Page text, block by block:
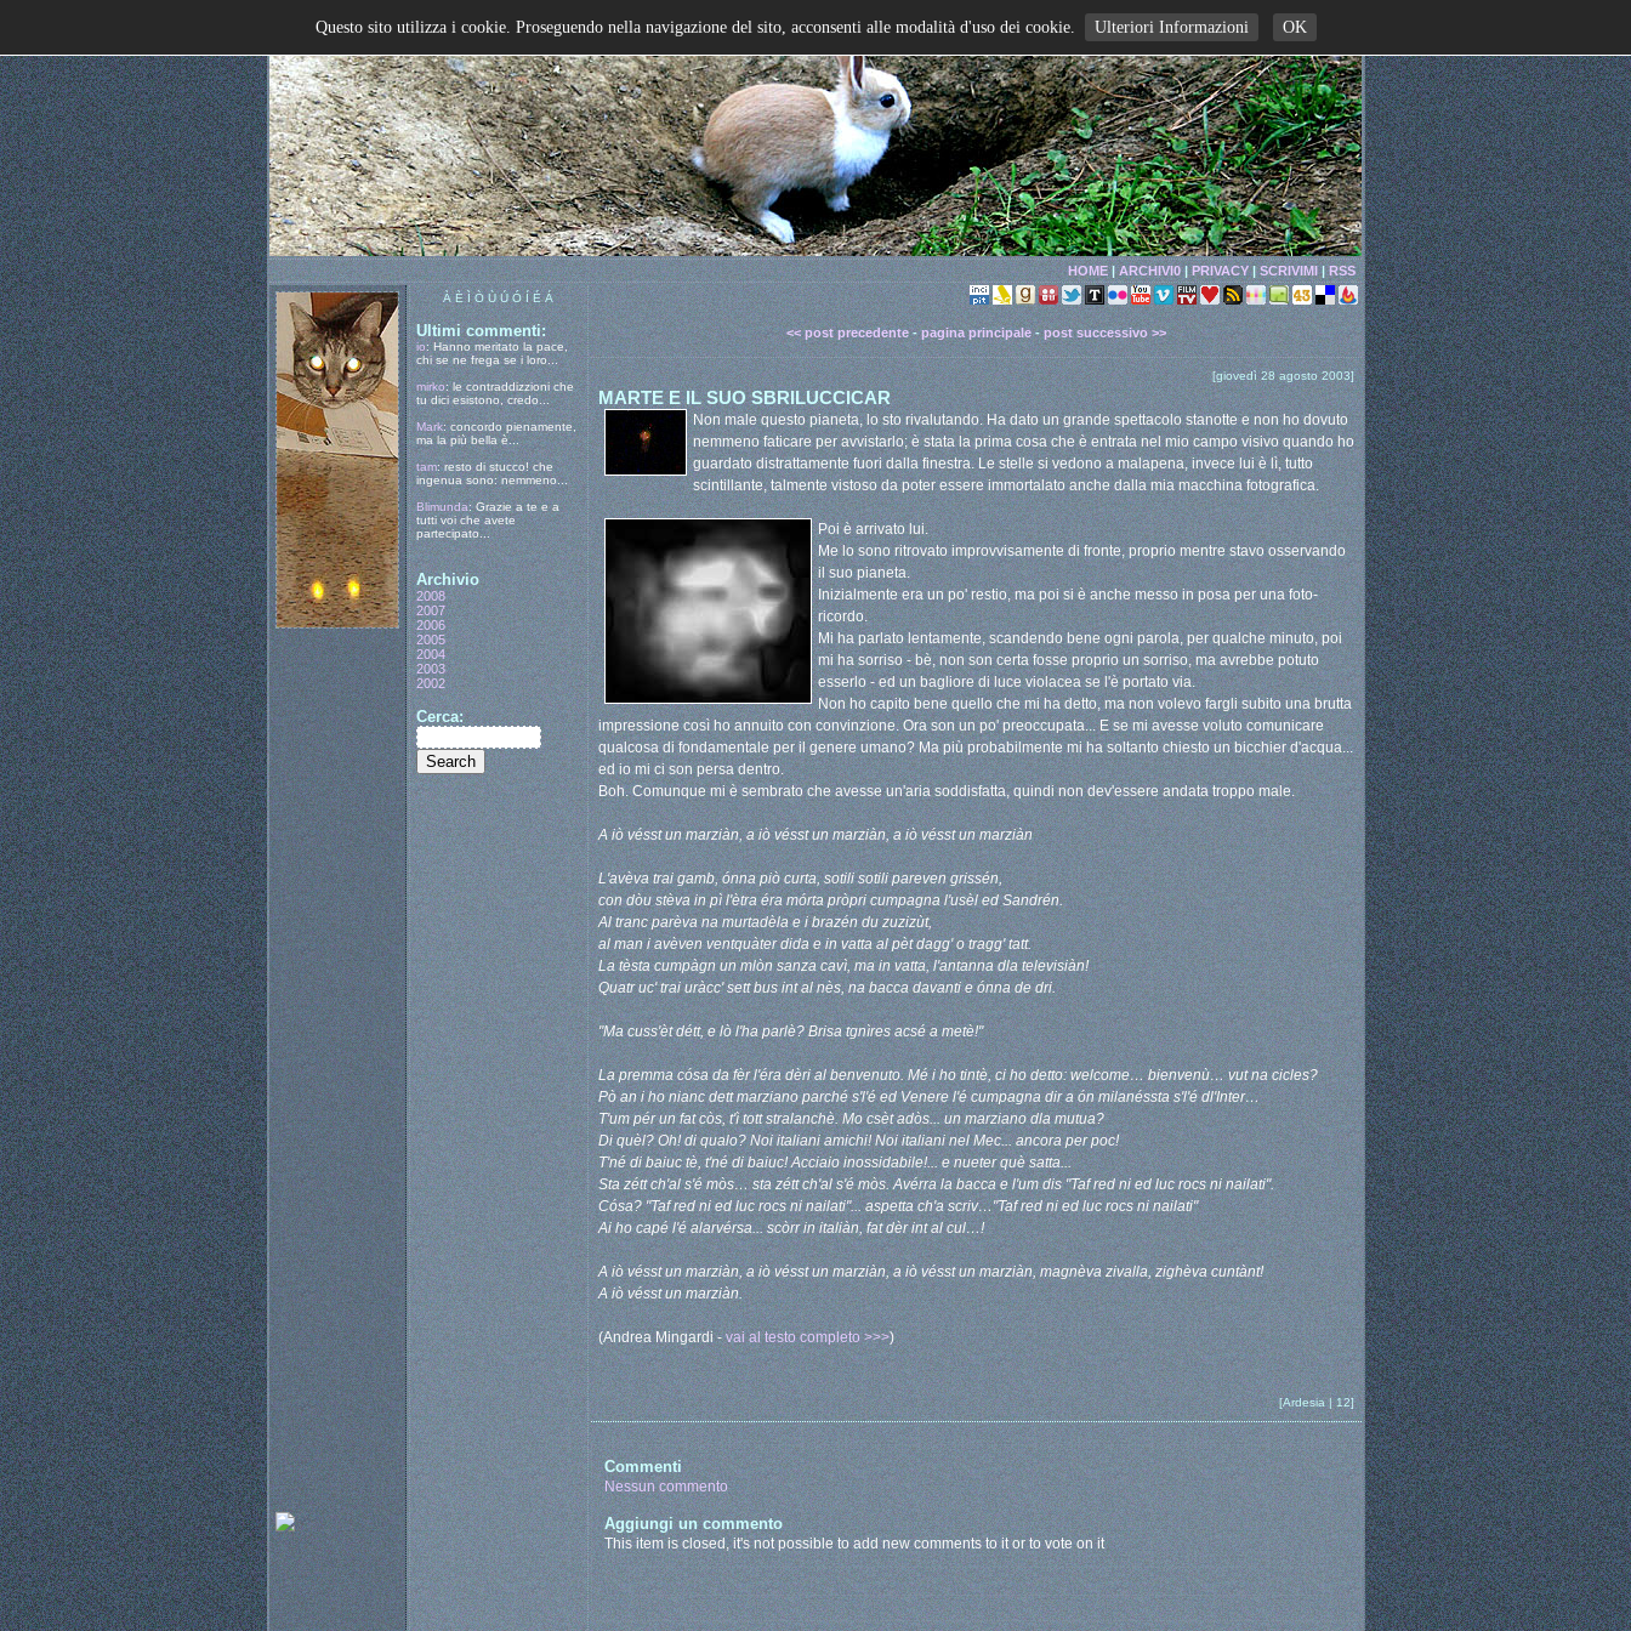
HOME|ARCHIVI0|PRIVACY|SCRIVIMI|RSS
À È Ì Ò Ù Ú Ó Í É Á
Ultimi commenti:
io: Hanno meritato la pace,
chi se ne frega se i loro...
mirko: le contraddizzioni che
tu dici esistono, credo...
Mark: concordo pienamente,
ma la più bella è...
tam: resto di stucco! che
ingenua sono: nemmeno...
Blimunda: Grazie a te e a
tutti voi che avete
partecipato...
Archivio
2008
2007
2006
2005
2004
2003
2002
Cerca:
<< post precedente-pagina principale-post successivo >>
[giovedì 28 agosto 2003]
MARTE E IL SUO SBRILUCCICAR
Non male questo pianeta, lo sto rivalutando. Ha dato un grande spettacolo stanotte e non ho dovuto
nemmeno faticare per avvistarlo; è stata la prima cosa che è entrata nel mio campo visivo quando ho
guardato distrattamente fuori dalla finestra. Le stelle si vedono a malapena, invece lui è lì, tutto
scintillante, talmente vistoso da poter essere immortalato anche dalla mia macchina fotografica.
Poi è arrivato lui.
Me lo sono ritrovato improvvisamente di fronte, proprio mentre stavo osservando
il suo pianeta.
Inizialmente era un po' restio, ma poi si è anche messo in posa per una foto-
ricordo.
Mi ha parlato lentamente, scandendo bene ogni parola, per qualche minuto, poi
mi ha sorriso - bè, non son certa fosse proprio un sorriso, ma avrebbe potuto
esserlo - ed un bagliore di luce violacea se l'è portato via.
Non ho capito bene quello che mi ha detto, ma non volevo fargli subito una brutta
impressione così ho annuito con convinzione. Ora son un po' preoccupata... E se mi avesse voluto comunicare
qualcosa di fondamentale per il genere umano? Ma più probabilmente mi ha soltanto chiesto un bicchier d'acqua...
ed io mi ci son persa dentro.
Boh. Comunque mi è sembrato che avesse un'aria soddisfatta, quindi non dev'essere andata troppo male.
A iò vésst un marziàn, a iò vésst un marziàn, a iò vésst un marziàn
L'avèva trai gamb, ónna piò curta, sotili sotili pareven grissén,
con dòu stèva in pì l'ètra éra mórta pròpri cumpagna l'usèl ed Sandrén.
Al tranc parèva na murtadèla e i brazén du zuzizùt,
al man i avèven ventquàter dida e in vatta al pèt dagg' o tragg' tatt.
La tèsta cumpàgn un mlòn sanza cavì, ma in vatta, l'antanna dla televisiàn!
Quatr uc' trai uràcc' sett bus int al nès, na bacca davanti e ónna de dri.
"Ma cuss'èt détt, e lò l'ha parlè? Brisa tgnìres acsé a metè!"
La premma cósa da fèr l'éra dèri al benvenuto. Mé i ho tintè, ci ho detto: welcome… bienvenù… vut na cicles?
Pò an i ho nianc dett marziano parché s'l'é ed Venere l'é cumpagna dir a ón milanéssta s'l'é dl'Inter…
T'um pér un fat còs, t'ì tott stralanchè. Mo csèt adòs... un marziano dla mutua?
Di quèl? Oh! di qualo? Noi italiani amichi! Noi italiani nel Mec... ancora per poc!
T'né di baiuc tè, t'né di baiuc! Acciaio inossidabile!... e nueter què satta...
Sta zétt ch'al s'é mòs… sta zétt ch'al s'é mòs. Avérra la bacca e l'um dis "Taf red ni ed luc rocs ni nailati".
Cósa? "Taf red ni ed luc rocs ni nailati"... aspetta ch'a scriv…"Taf red ni ed luc rocs ni nailati"
Ai ho capé l'é alarvérsa... scòrr in italiàn, fat dèr int al cul…!
A iò vésst un marziàn, a iò vésst un marziàn, a iò vésst un marziàn, magnèva zivalla, zighèva cuntànt!
A iò vésst un marziàn.
(Andrea Mingardi -vai al testo completo >>>)
[Ardesia | 12]
Commenti
Nessun commento
Aggiungi un commento
This item is closed, it's not possible to add new comments to it or to vote on it
Questo sito utilizza i cookie. Proseguendo nella navigazione del sito, acconsenti alle modalità d'uso dei cookie. Ulteriori Informazioni OK